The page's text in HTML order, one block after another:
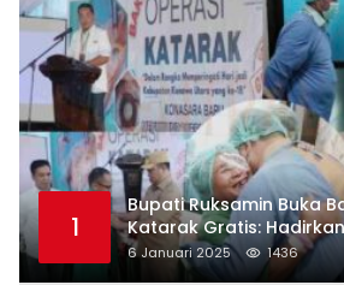
1
Bupati Ruksamin Buka
Katarak Gratis:
bagi Masyarakat Konut
6 Januari 2025 1436